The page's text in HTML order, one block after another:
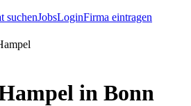
suchenJobsLoginFirma eintragen
in Bonn